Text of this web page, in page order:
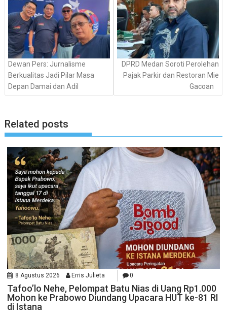
Dewan Pers: Jurnalisme
Berkualitas Jadi Pilar Masa
Depan Damai dan Adil
DPRD Medan Soroti Perolehan
Pajak Parkir dan Restoran Mie
Gacoan
Related posts
8 Agustus 2026 Erris Julieta 0
Tafoo’lo Nehe, Pelompat Batu Nias di Uang Rp1.000
Mohon ke Prabowo Diundang Upacara HUT ke-81 RI
di Istana